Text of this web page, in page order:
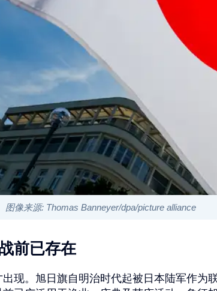
图像来源: Thomas Banneyer/dpa/picture alliance
前已存在
现。旭日旗自明治时代起被日本陆军作